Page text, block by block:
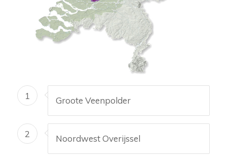
1 Groote Veenpolder
2 Noordwest Overijssel